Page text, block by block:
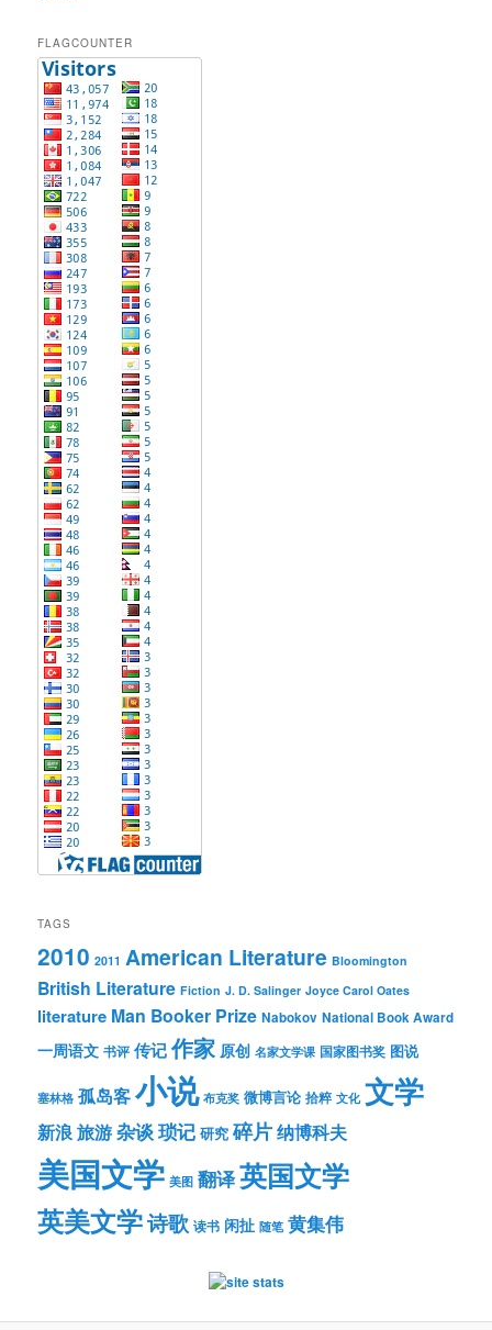
FLAGCOUNTER
TAGS
2010 2011 American Literature Bloomington
British Literature Fiction J. D. Salinger Joyce Carol Oates
literature Man Booker Prize Nabokov National Book Award
一周语文 书评 传记作家 原创 名家文学课 国家图书奖 图说
塞林格 孤岛客小说 布克奖 微博言论 拾粹 文化 文学
新浪旅游杂谈琐记 研究 碎片纳博科夫
美国文学 美图 翻译英国文学
英美文学诗歌 读书 闲扯 随笔 黄集伟